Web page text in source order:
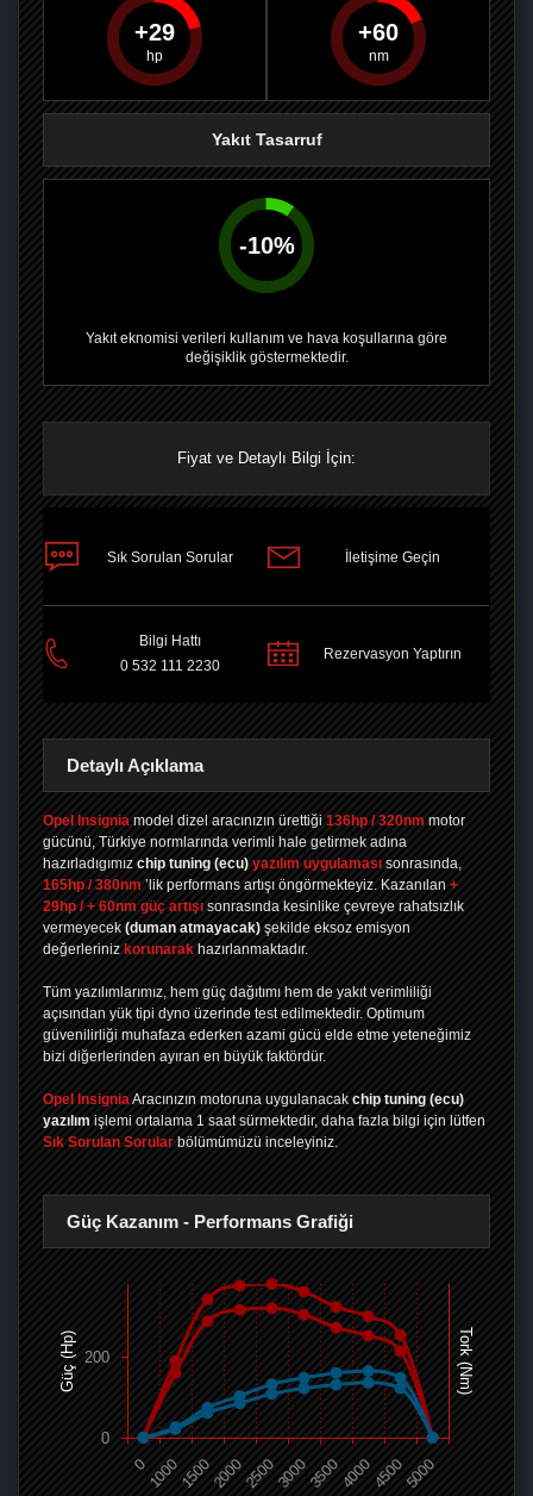
PAYLAŞPAYLAŞPLUS'TA
29 60
Yakıt Tasarruf
-10%
Yakıt eknomisi verileri kullanım ve hava koşullarına göre
değişiklik göstermektedir.
Fiyat ve Detaylı Bilgi İçin:
Sık Sorulan Sorular İletişime Geçin
Bilgi Hattı
0 532 111 2230
Rezervasyon Yaptırın
Detaylı Açıklama
Opel Insignia model dizel aracınızın ürettiği 136hp / 320nm motor
gücünü, Türkiye normlarında verimli hale getirmek adına
hazırladıgımız chip tuning (ecu) yazılım uygulaması sonrasında,
165hp / 380nm ’lik performans artışı öngörmekteyiz. Kazanılan +
29hp / + 60nm güç artışı sonrasında kesinlike çevreye rahatsızlık
vermeyecek (duman atmayacak) şekilde eksoz emisyon
değerleriniz korunarak hazırlanmaktadır.
Tüm yazılımlarımız, hem güç dağıtımı hem de yakıt verimliliği
açısından yük tipi dyno üzerinde test edilmektedir. Optimum
güvenilirliği muhafaza ederken azami gücü elde etme yeteneğimiz
bizi diğerlerinden ayıran en büyük faktördür.
Opel InsigniaAracınızın motoruna uygulanacak chip tuning (ecu)
yazılım işlemi ortalama 1 saat sürmektedir, daha fazla bilgi için lütfen
Sık Sorulan Sorular bölümümüzü inceleyiniz.
Güç Kazanım - Performans Grafiği
Güç (Hp) Tork (Nm)
0 100015002000250030003500400045005000
0
200